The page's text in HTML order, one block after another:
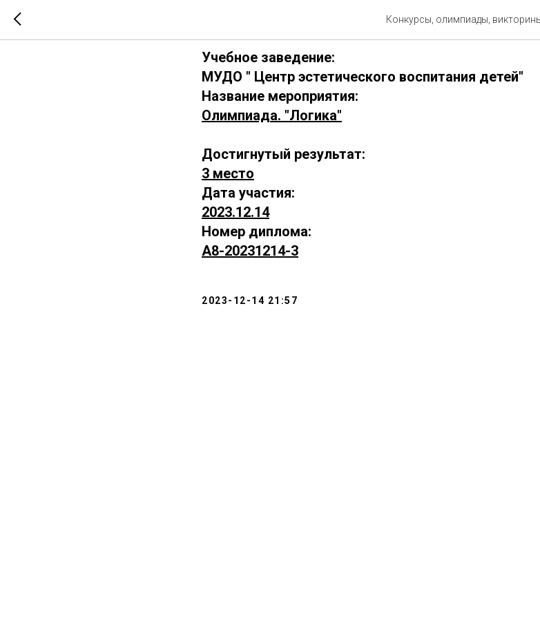
Конкурсы, олимпиады,
Учебное заведение:
МУДО " Центр эстетического воспитания детей"
Название мероприятия:
Олимпиада. "Логика"
Достигнутый результат:
3 место
Дата участия:
2023.12.14
Номер диплома:
А8-20231214-3
2023-12-14 21:57